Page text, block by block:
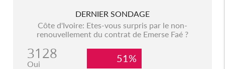
DERNIER SONDAGE
Côte d'Ivoire: Etes-vous surpris par le non-
renouvellement du contrat de Emerse Faé ?
3128
Oui 51%